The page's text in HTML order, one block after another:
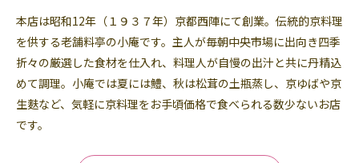
本店は昭和12年（１９３７年）京都西陣にて創業。伝統的京料理
を供する老舗料亭の小庵です。主人が毎朝中央市場に出向き四季
折々の厳選した食材を仕入れ、料理人が自慢の出汁と共に丹精込
めて調理。小庵では夏には鱧、秋は松茸の土瓶蒸し、京ゆばや京
生麩など、気軽に京料理をお手頃価格で食べられる数少ないお店
です。